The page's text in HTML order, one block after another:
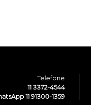
Telefone
11 3372-4544
11 91300-1359